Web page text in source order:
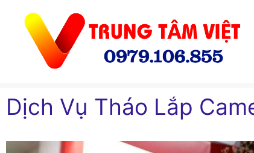
Dịch Vụ Tháo Lắp